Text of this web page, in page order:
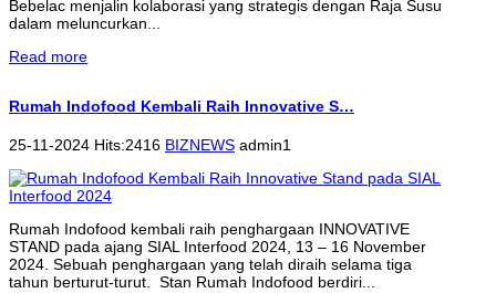
Bebelac menjalin kolaborasi yang strategis dengan Raja Susu
dalam meluncurkan...
Read more
Rumah Indofood Kembali Raih Innovative S…
25-11-2024 Hits:2416 BIZNEWS admin1
Rumah Indofood kembali raih penghargaan INNOVATIVE
STAND pada ajang SIAL Interfood 2024, 13 – 16 November
2024. Sebuah penghargaan yang telah diraih selama tiga
tahun berturut-turut. Stan Rumah Indofood berdiri...